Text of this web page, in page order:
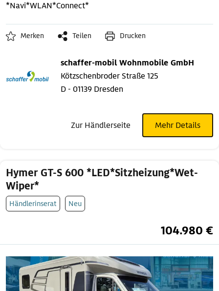
*Navi*WLAN*Connect*
Merken Teilen Drucken
schaffer-mobil Wohnmobile GmbH
Kötzschenbroder Straße 125
D - 01139 Dresden
Zur Händlerseite Mehr Details
Hymer GT-S 600 *LED*Sitzheizung*Wet-
Wiper*
Händlerinserat Neu
104.980 €